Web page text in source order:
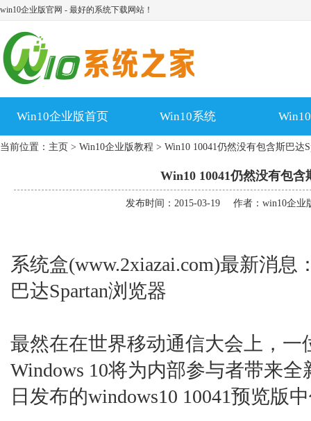
win10企业版官网 - 最好的系统下载网站！
Win10企业版首页 Win10系统
当前位置： 主页 > Win10企业版教程 > Win10 10041仍然没有包含斯巴达
Win10 10041仍然没有包
发布时间：2015-03-19 作者：win10企业
系统盒(www.2xiazai.com)最新消息
巴达Spartan浏览器
最然在在世界移动通信大会上，
Windows 10将为内部参与者带来
日发布的windows10 10041预览版